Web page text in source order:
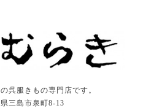
呉服きもの専門店です。
三島市泉町8-13